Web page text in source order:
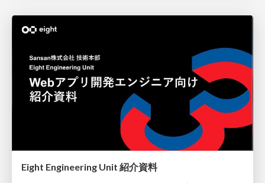
Eight Engineering Unit 紹介資料